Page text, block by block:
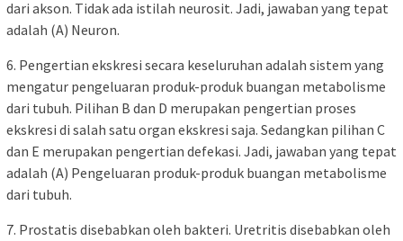
dari akson. Tidak ada istilah neurosit. Jadi, jawaban yang tepat
adalah (A) Neuron.
6. Pengertian ekskresi secara keseluruhan adalah sistem yang
mengatur pengeluaran produk-produk buangan metabolisme
dari tubuh. Pilihan B dan D merupakan pengertian proses
ekskresi di salah satu organ ekskresi saja. Sedangkan pilihan C
dan E merupakan pengertian defekasi. Jadi, jawaban yang tepat
adalah (A) Pengeluaran produk-produk buangan metabolisme
dari tubuh.
7. Prostatis disebabkan oleh bakteri. Uretritis disebabkan oleh